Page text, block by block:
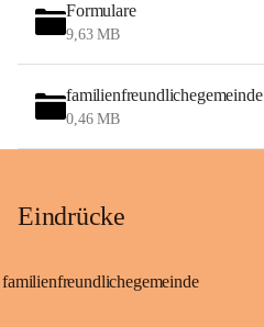
Formulare
9,63 MB
familienfreundlichegemeinde
0,46 MB
Eindrücke
familienfreundlichegemeinde